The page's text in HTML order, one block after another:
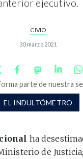
CIVIO
30 marzo 2021
parte de nuestra
EL INDULTÓMETRO
ha
de